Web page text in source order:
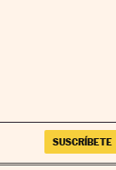
SUSCRÍBETE